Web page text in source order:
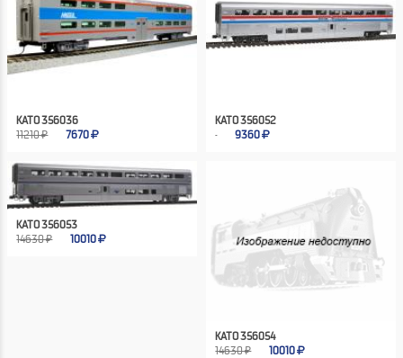
KATO 356036
11210 ₽
7670
KATO 356052
9360
KATO 356053
14630 ₽
10010
KATO 356054
14630 ₽
10010